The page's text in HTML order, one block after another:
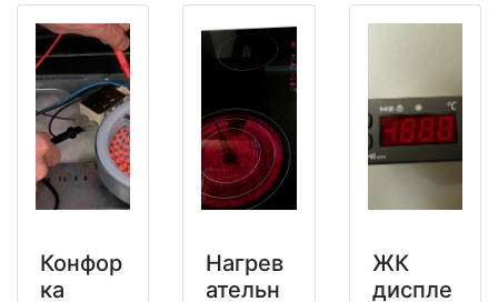
рабочий.
Конфор
ка
Нагрев
ательн
ЖК
диспле